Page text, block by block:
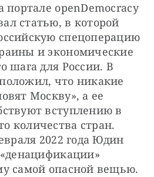
портале openDemocracy
статью, в которой
спецоперацию
и экономические
шага для России. В
что никакие
Москву», а ее
вступлению в
количества стран.
2022 года Юдин
самой опасной вещью.